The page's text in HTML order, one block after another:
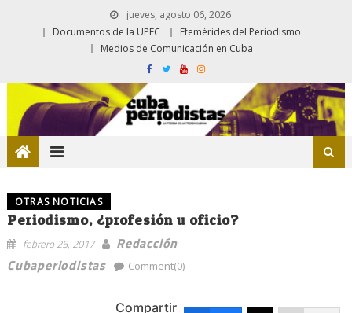
jueves, agosto 06, 2026
Documentos de la UPEC
Efemérides del Periodismo
Medios de Comunicación en Cuba
OTRAS NOTICIAS
Periodismo, ¿profesión u oficio?
febrero 25, 2017
Redacción
Cubaperiodistas
Comment(0)
Compartir